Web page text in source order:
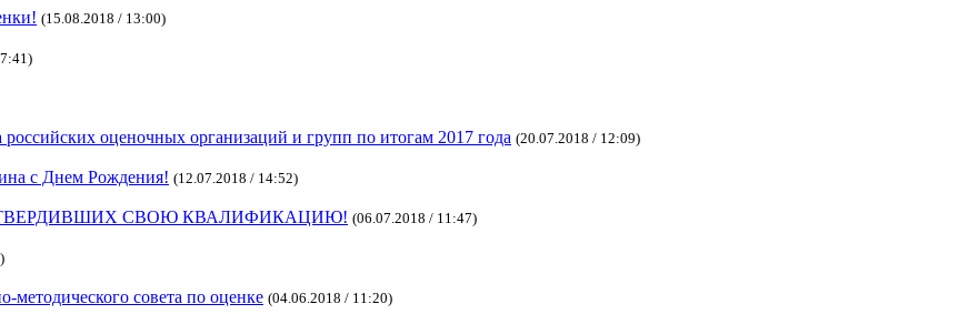
(15.08.2018 / 13:00)
оценочных организаций и групп по итогам 2017 года (20.07.2018 / 12:09)
с Днем Рождения! (12.07.2018 / 14:52)
СВОЮ КВАЛИФИКАЦИЮ! (06.07.2018 / 11:47)
методического совета по оценке (04.06.2018 / 11:20)